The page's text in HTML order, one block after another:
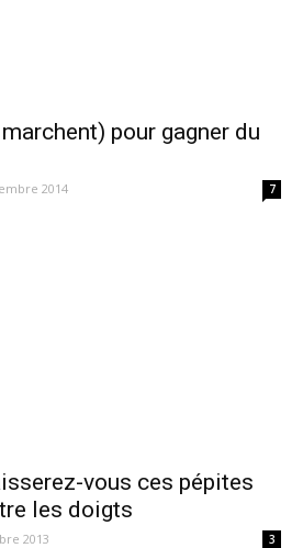
pour gagner du
2014 7
vous ces pépites
les doigts
2013 3